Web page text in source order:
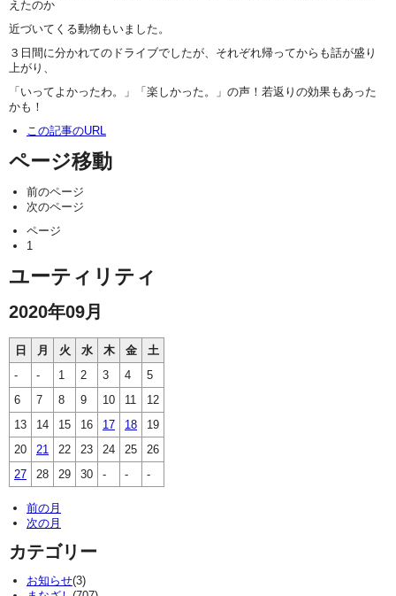
えたのか
近づいてくる動物もいました。
３日間に分かれてのドライブでしたが、それぞれ帰ってからも話が盛り
上がり、
「いってよかったわ。」「楽しかった。」の声！若返りの効果もあった
かも！
この記事のURL
ページ移動
前のページ
次のページ
ページ
1
ユーティリティ
2020年09月
日 月 火 水 木 金
土
-
- 1 2 3 4
5
6
7 8 9 10 11
12
13
14 15 16 17 18
19
20
21 22 23 24 25
26
27
28 29 30 - - -
前の月
次の月
カテゴリー
お知らせ(3)